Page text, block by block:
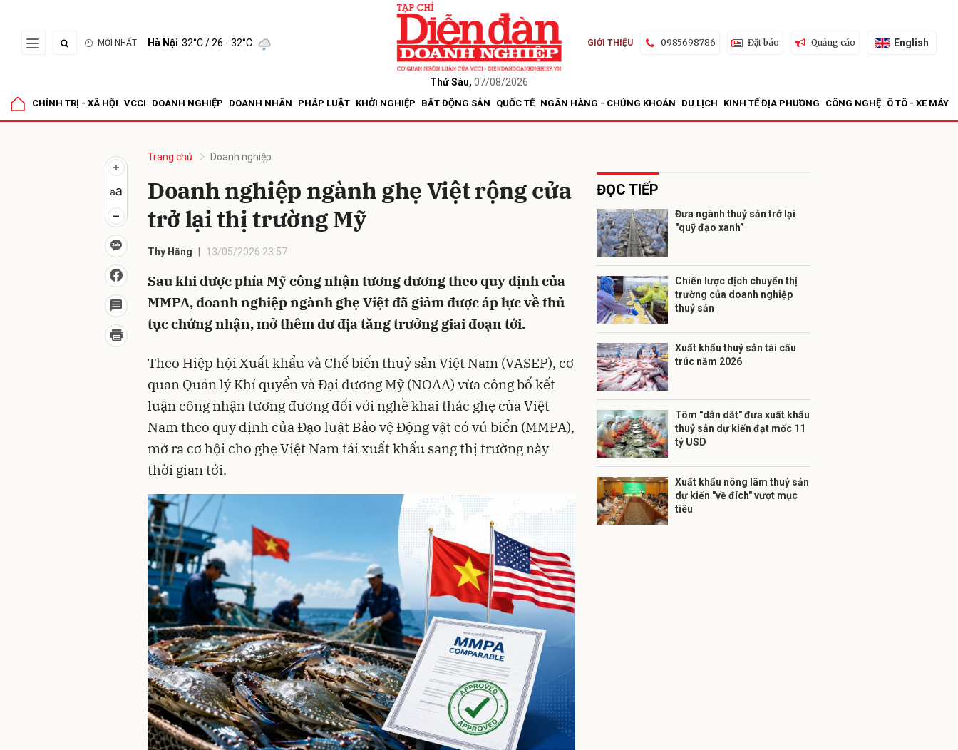
MỚI NHẤT Hà Nội 32°C/ 26 - 32°C
Thứ Sáu, 07/08/2026
GIỚI THIỆU 0985698786 Đặt báo Quảng cáo English
CHÍNH TRỊ - XÃ HỘI VCCI DOANH NGHIỆP DOANH NHÂN PHÁP LUẬT KHỞI NGHIỆP BẤT ĐỘNG SẢN QUỐC TẾ NGÂN HÀNG - CHỨNG KHOÁN DU LỊCH KINH TẾ ĐỊA PHƯƠNG CÔNG NGHỆ Ô TÔ - XE MÁY
Trang chủ Doanh nghiệp
Doanh nghiệp ngành ghẹ Việt rộng cửa
trở lại thị trường Mỹ
Thy Hằng 13/05/2026 23:57
Sau khi được phía Mỹ công nhận tương đương theo quy định của
MMPA, doanh nghiệp ngành ghẹ Việt đã giảm được áp lực về thủ
tục chứng nhận, mở thêm dư địa tăng trưởng giai đoạn tới.
Theo Hiệp hội Xuất khẩu và Chế biến thuỷ sản Việt Nam (VASEP), cơ
quan Quản lý Khí quyển và Đại dương Mỹ (NOAA) vừa công bố kết
luận công nhận tương đương đối với nghề khai thác ghẹ của Việt
Nam theo quy định của Đạo luật Bảo vệ Động vật có vú biển (MMPA),
mở ra cơ hội cho ghẹ Việt Nam tái xuất khẩu sang thị trường này
thời gian tới.
ĐỌC TIẾP
Đưa ngành thuỷ sản trở lại
"quỹ đạo xanh”
Chiến lược dịch chuyển thị
trường của doanh nghiệp
thuỷ sản
Xuất khẩu thuỷ sản tái cấu
trúc năm 2026
Tôm "dẫn dắt" đưa xuất khẩu
thuỷ sản dự kiến đạt mốc 11
tỷ USD
Xuất khẩu nông lâm thuỷ sản
dự kiến "về đích" vượt mục
tiêu
Gửi